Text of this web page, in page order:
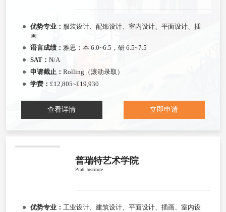
优势专业： 服装设计、配饰设计、室内设计、平面设计、插
画
语言成绩： 雅思：本 6.0~6.5，研 6.5~7.5
SAT： N/A
申请截止： Rolling（滚动录取）
学费： £12,805~£19,930
查看详情 立即申请
普瑞特艺术学院
Pratt Institute
优势专业： 工业设计、建筑设计、平面设计、插画、室内设